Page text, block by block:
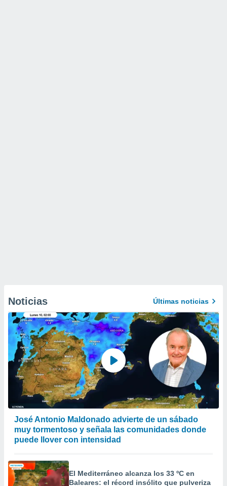
Noticias Últimas noticias
José Antonio Maldonado advierte de un sábado
muy tormentoso y señala las comunidades donde
puede llover con intensidad
El Mediterráneo alcanza los 33 ºC en
Baleares: el récord insólito que pulveriza